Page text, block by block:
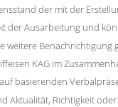
der mit der
der Ausarbeitung und
weitere Benachrichtigung
KAG im
basierenden
Aktualität, Richtigkeit